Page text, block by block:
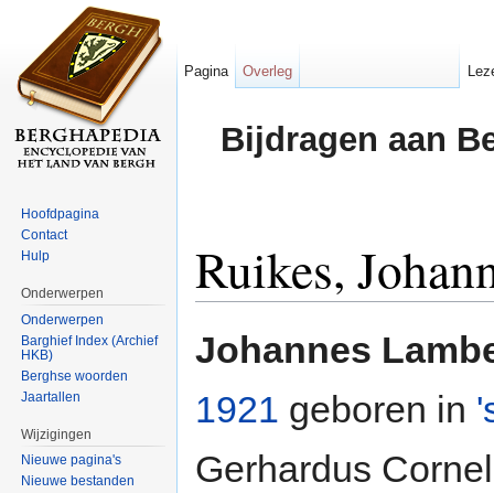
Bijdragen aan
Ruikes,
Johannes
1921 geboren in
Gerhardus
Pagina Overleg
Hoofdpagina
Contact
Hulp
Onderwerpen
Onderwerpen
Barghief Index (Archief
HKB)
Berghse woorden
Jaartallen
Wijzigingen
Nieuwe pagina's
Nieuwe bestanden